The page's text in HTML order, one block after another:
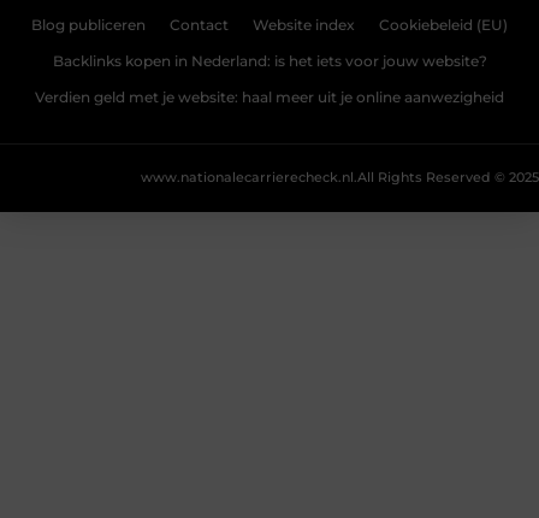
Blog publiceren Contact Website index Cookiebeleid (EU)
Backlinks kopen in Nederland: is het iets voor jouw website?
Verdien geld met je website: haal meer uit je online aanwezigheid
All Rights Reserved © 2025
www.nationalecarrierecheck.nl.